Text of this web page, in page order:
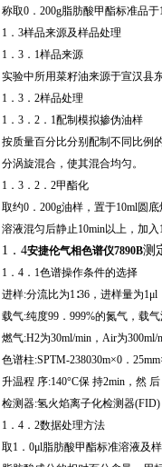
称取0．200g脂肪酸甲酯标准品
1．3样品来源及样品处理
1．3．1样品来源
实验中所用菜籽油来源于宣汉县
1．3．2样品处理
1．3．2．1配制模拟掺伪油样
按质量百分比分别配制不同比例
分涡旋混合，使其混合均匀。
1．3．2．2甲酯化
取约0．200g油样，置于10ml圆
溶液混匀后静止10min以上，加
1．4安捷伦气相色谱仪7890B测
1．4．1色谱操作条件的选择
进样:分流比为1∶36，进样量为1μl
载气:纯度99．999%的氮气，载
燃气:H2为30ml/min，Air为300ml/
色谱柱:SPTM-238030m×0．
升温程 序:140°C保 持2min，然
检测器:氢火焰离子化检测器(FID)
1．4．2数据处理方法
取1．0μl脂肪酸甲酯标准溶液及